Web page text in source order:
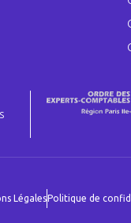
Légales Politique de